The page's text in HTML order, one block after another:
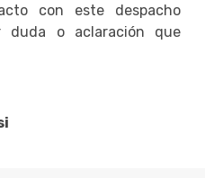
con este despacho
duda o aclaración que